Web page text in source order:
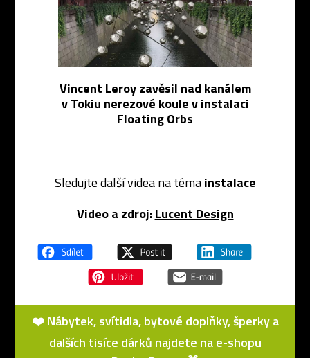
Vincent Leroy zavěsil nad kanálem
v Tokiu nerezové koule v instalaci
Floating Orbs
Sledujte další videa na témainstalace
Video a zdroj: Lucent Design
❤️ Nábytek, svítidla, bytové doplňky, šperky a
dalších tisíce dárků najdete na e-shopu